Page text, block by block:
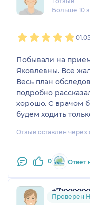
Больше 10
Побывали на
Яковлевны. Все
Весь план
подробно
хорошо. С врачом
будем ходить
Отзыв оставлен
0 Ответ
1 отзыв
Проверен